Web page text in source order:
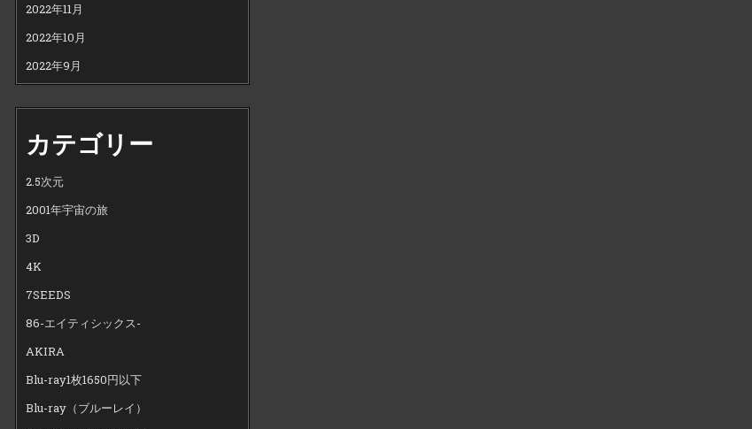
2022年11月
2022年10月
2022年9月
カテゴリー
2.5次元
2001年宇宙の旅
3D
4K
7SEEDS
86-エイティシックス-
AKIRA
Blu-ray1枚1650円以下
Blu-ray（ブルーレイ）